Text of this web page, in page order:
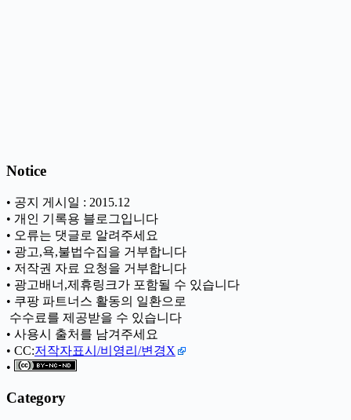
Notice
• 공지 게시일 : 2015.12
• 개인 기록용 블로그입니다
• 오류는 댓글로 알려주세요
• 광고,욕,불법수집을 거부합니다
• 저작권 자료 요청을 거부합니다
• 광고배너,제휴링크가 포함될 수 있습니다
• 쿠팡 파트너스 활동의 일환으로
ㅤ 수수료를 제공받을 수 있습니다
• 사용시 출처를 남겨주세요
• CC:저작자표시/비영리/변경X
•
Category